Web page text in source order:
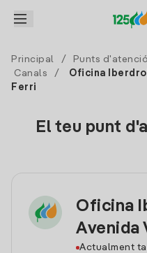
Principal / Punts
Canals
/
Oficina
Ferri
El teu punt
Oficina
Avenida
Actualment